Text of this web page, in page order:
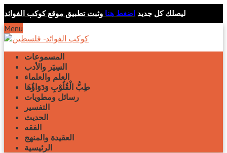
ليصلك كل جديد اضغط هنا وثبت تطبيق موقع كوكب الفوائد
Menu
المسموعات
السِيَر والأدب
العلم والعلماء
طِبُّ الْقُلُوْبِ وَدَوَاؤُهَا
رسائل ومطويات
التفسير
الحديث
الفقه
العقيدة والمنهج
الرئيسية